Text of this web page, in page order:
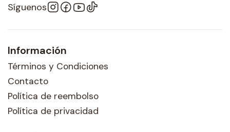
Síguenos
Información
Términos y Condiciones
Contacto
Política de reembolso
Política de privacidad